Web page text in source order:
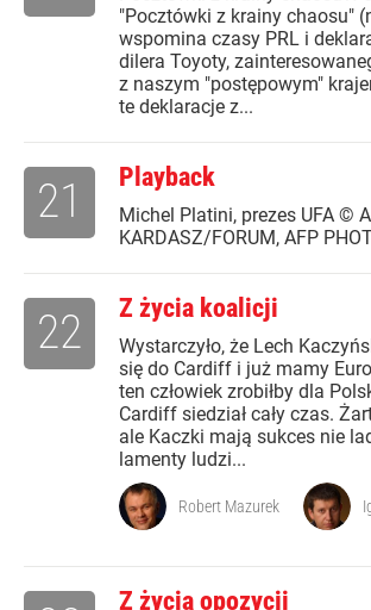
"Pocztówki z krainy chaosu"
wspomina czasy PRL i
dilera Toyoty,
z naszym "postępowym"
te deklaracje z...
Playback
Michel Platini, prezes UFA ©
KARDASZ/FORUM, AFP
21
Z życia koalicji
Wystarczyło, że Lech
się do Cardiff i już mamy
ten człowiek zrobiłby dla
Cardiff siedział cały czas.
ale Kaczki mają sukces nie
lamenty ludzi...
22
Robert Mazurek
Z życia opozycji